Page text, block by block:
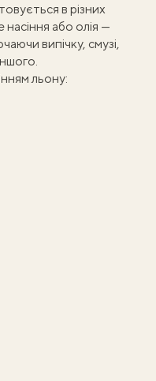
в різних
або олія —
випічку, смузі,
льону: